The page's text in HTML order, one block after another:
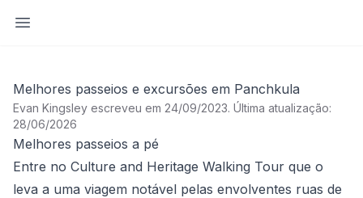
Abrir barra lateral
Melhores passeios e excursões em Panchkula
Evan Kingsley escreveu em 24/09/2023. Última atualização:
28/06/2026
Melhores passeios a pé
Entre no Culture and Heritage Walking Tour que o
leva a uma viagem notável pelas envolventes ruas de